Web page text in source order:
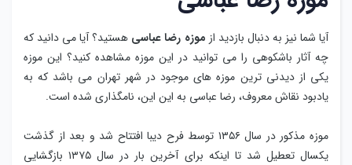
آیا شما نیز به دنبال بازدید از موزه رضا عباسی هستید؟ آیا می دانید که
چه آثار باشکوهی را می توانید در این موزه مشاهده کنید؟ این موزه
یکی از دیدنی ترین موزه های موجود در شهر تهران می باشد که به
یادبود نقاش معروف، رضا عباسی به این این، نامگذاری شده است.
موزه مذکور در سال ۱۳۵۶ توسط فرح دیبا افتتاح شد و بعد از گذشت
یکسال تعطیل شد تا اینکه برای آخرین بار در سال ۱۳۷۵ بازگشایی